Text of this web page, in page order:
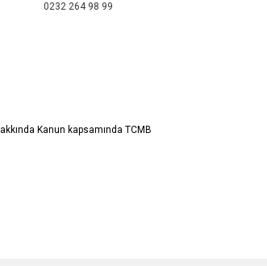
0232 264 98 99
Kanun kapsamında TCMB